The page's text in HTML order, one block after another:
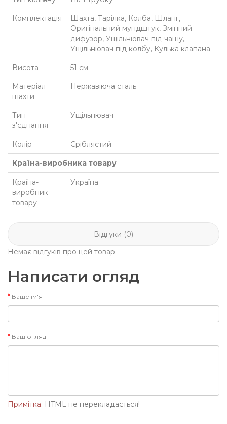
Комплектація
Шахта, Тарілка, Колба, Шланг,
Оригінальний мундштук, Змінний
дифузор, Ущільнювач під чашу,
Ущільнювач під колбу, Кулька клапана
Висота 51 см
Матеріал
шахти
Нержавіюча сталь
Тип
з'єднання
Ущільнювач
Колір Сріблястий
Країна-виробника товару
Країна-
виробник
товару
Україна
Відгуки (0)
Немає відгуків про цей товар.
Написати огляд
Ваше ім'я
Ваш огляд
Примітка. HTML не перекладається!